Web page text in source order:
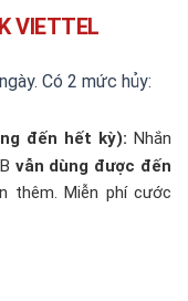
VIETTEL
Có 2 mức hủy:
đến hết kỳ): Nhắn
vẫn dùng được đến
thêm. Miễn phí cước